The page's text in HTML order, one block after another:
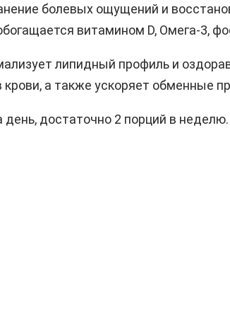
болевых ощущений и
витамином D, Омега-3,
липидный профиль и
а также ускоряет обменные
день, достаточно 2 порций в неделю.